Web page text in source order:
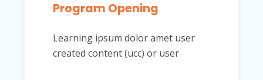
Program Opening
Learning ipsum dolor amet user
created content (ucc) or user